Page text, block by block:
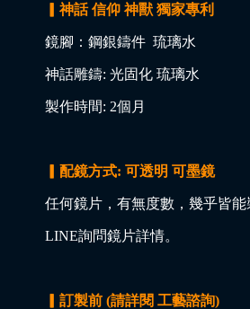
▎神話 信仰 神獸 獨家專利
鏡腳：鋼銀鑄件 琉璃水
神話雕鑄: 光固化 琉璃水
製作時間: 2個月
▎配鏡方式: 可透明 可墨鏡
任何鏡片，有無度數，幾乎皆
LINE詢問鏡片詳情。
▎訂製前 (請詳閱 工藝諮詢)